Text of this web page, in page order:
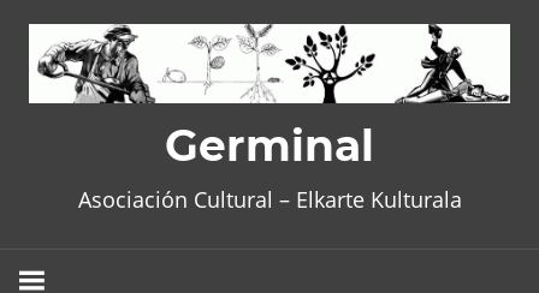
content
Germinal
Asociación Cultural – Elkarte Kulturala